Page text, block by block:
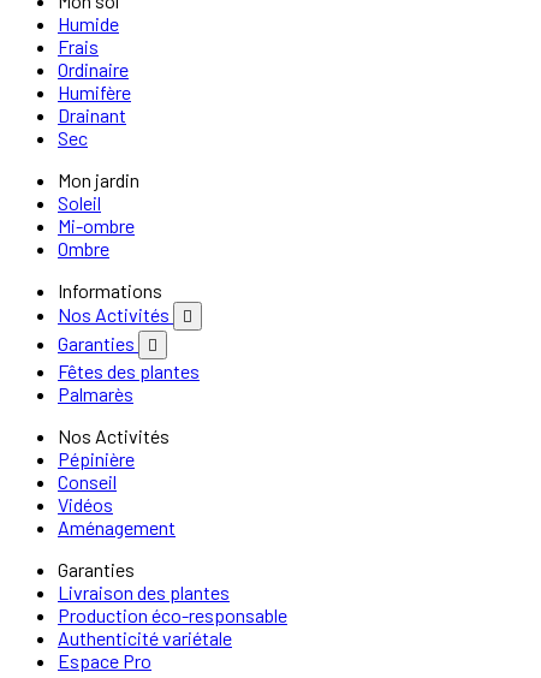
Humide
Frais
Ordinaire
Humifère
Drainant
Sec
Mon jardin
Soleil
Mi-ombre
Ombre
Informations
Nos Activités

Garanties 
Fêtes des plantes
Palmarès
Nos Activités
Pépinière
Conseil
Vidéos
Aménagement
Garanties
Livraison des plantes
Production éco-responsable
Authenticité variétale
Espace Pro